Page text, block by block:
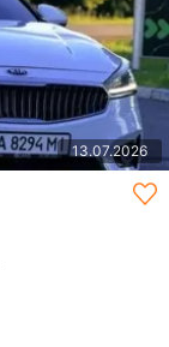
13.07.2026